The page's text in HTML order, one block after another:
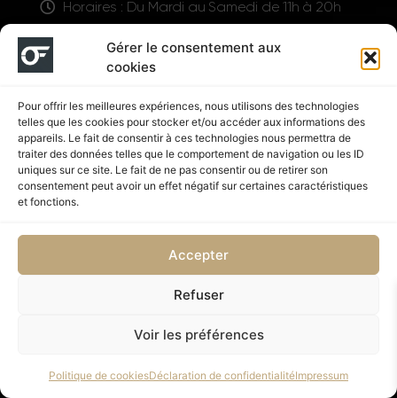
Gérer le consentement aux
cookies
Pour offrir les meilleures expériences, nous utilisons des technologies
telles que les cookies pour stocker et/ou accéder aux informations des
appareils. Le fait de consentir à ces technologies nous permettra de
traiter des données telles que le comportement de navigation ou les ID
uniques sur ce site. Le fait de ne pas consentir ou de retirer son
consentement peut avoir un effet négatif sur certaines caractéristiques
et fonctions.
Accepter
Refuser
Voir les préférences
Politique de cookiesDéclaration de confidentialitéImpressum
Horaires : Du Mardi au Samedi de 11h à 20h
LIENS UTILES
par SD DESIGN